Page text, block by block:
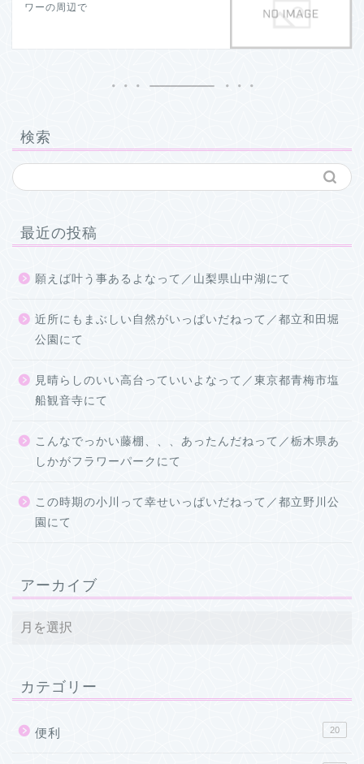
ワーの周辺で
検索
最近の投稿
願えば叶う事あるよなって／山梨県山中湖にて
近所にもまぶしい自然がいっぱいだねって／都立和田堀
公園にて
見晴らしのいい高台っていいよなって／東京都青梅市塩
船観音寺にて
こんなでっかい藤棚、、、あったんだねって／栃木県あ
しかがフラワーパークにて
この時期の小川って幸せいっぱいだねって／都立野川公
園にて
アーカイブ
カテゴリー
便利 20